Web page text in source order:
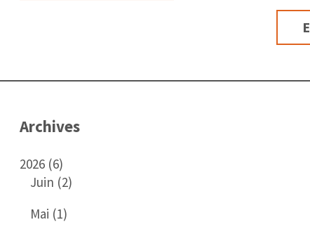
Archives
2026 (6)
Juin (2)
Mai (1)